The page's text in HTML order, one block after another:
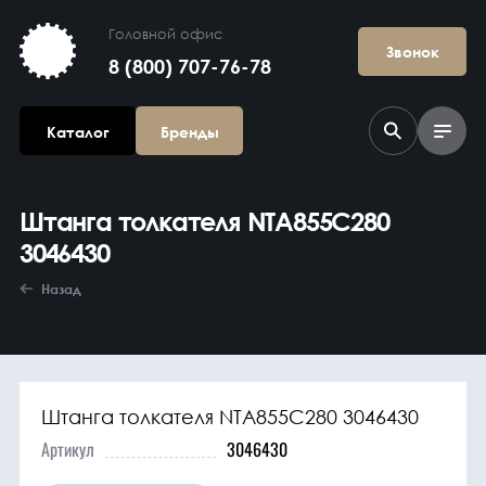
Головной офис
8 (800) 707-76-78
Звонок
Каталог Бренды
Агрегаты в
сборе
Штанга толкателя NTA855C280
3046430
Назад
Штанга толкателя NTA855C280 3046430
Артикул 3046430